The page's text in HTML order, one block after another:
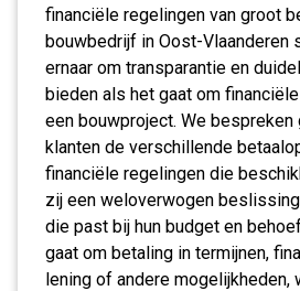
financiële regelingen van groot
bouwbedrijf in Oost-Vlaanderen
ernaar om transparantie en
bieden als het gaat om
een bouwproject. We bespreken
klanten de verschillende
financiële regelingen die
zij een weloverwogen
die past bij hun budget en
gaat om betaling in termijnen,
lening of andere mogelijkheden,